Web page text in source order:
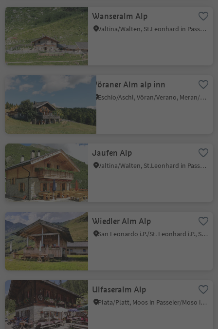
Wanseralm Alp
Valtina/Walten, St.Leonhard in Passeier/San Leonardo in Passiria, Meran/Merano and environs
Vöraner Alm alp inn
Eschio/Aschl, Vöran/Verano, Meran/Merano and environs
Jaufen Alp
Valtina/Walten, St.Leonhard in Passeier/San Leonardo in Passiria, Meran/Merano and environs
Wiedler Alm Alp
San Leonardo i.P./St. Leonhard i.P., St.Leonhard in Passeier/San Leonardo in Passiria, Meran/Merano and environs
Ulfaseralm Alp
Plata/Platt, Moos in Passeier/Moso in Passiria, Meran/Merano and environs